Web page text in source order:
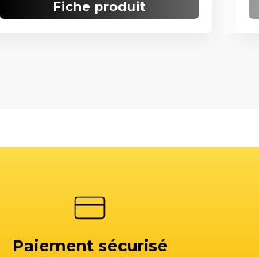
Fiche produit
Paiement sécurisé